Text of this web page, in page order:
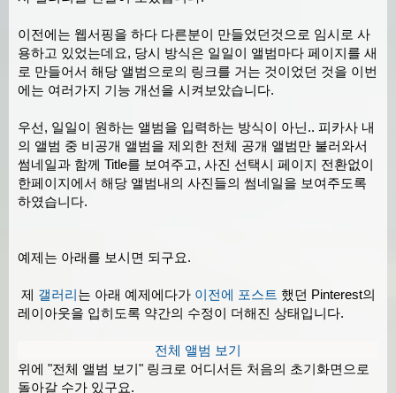
이전에는 웹서핑을 하다 다른분이 만들었던것으로 임시로 사
용하고 있었는데요, 당시 방식은 일일이 앨범마다 페이지를 새
로 만들어서 해당 앨범으로의 링크를 거는 것이었던 것을 이번
에는 여러가지 기능 개선을 시켜보았습니다.
우선, 일일이 원하는 앨범을 입력하는 방식이 아닌.. 피카사 내
의 앨범 중 비공개 앨범을 제외한 전체 공개 앨범만 불러와서
썸네일과 함께 Title를 보여주고, 사진 선택시 페이지 전환없이
한페이지에서 해당 앨범내의 사진들의 썸네일을 보여주도록
하였습니다.
예제는 아래를 보시면 되구요.
제 갤러리는 아래 예제에다가 이전에 포스트 했던 Pinterest의
레이아웃을 입히도록 약간의 수정이 더해진 상태입니다.
전체 앨범 보기
위에 "전체 앨범 보기" 링크로 어디서든 처음의 초기화면으로
돌아갈 수가 있구요.